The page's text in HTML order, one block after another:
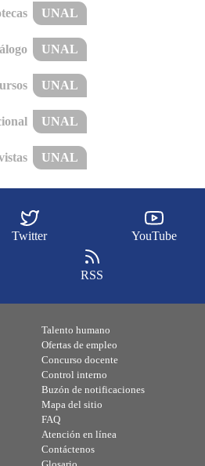
UNAL
UNAL
UNAL
UNAL
UNAL
Twitter YouTube
RSS
Talento humano
Ofertas de empleo
Concurso docente
Control interno
Buzón de notificaciones
Mapa del sitio
FAQ
Atención en línea
Contáctenos